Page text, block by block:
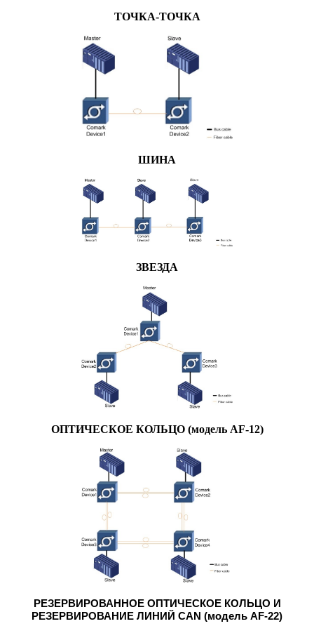
ТОЧКА-ТОЧКА
ШИНА
ЗВЕЗДА
ОПТИЧЕСКОЕ КОЛЬЦО (модель AF-12)
РЕЗЕРВИРОВАННОЕ ОПТИЧЕСКОЕ КОЛЬЦО И
РЕЗЕРВИРОВАНИЕ ЛИНИЙ CAN (модель AF-22)